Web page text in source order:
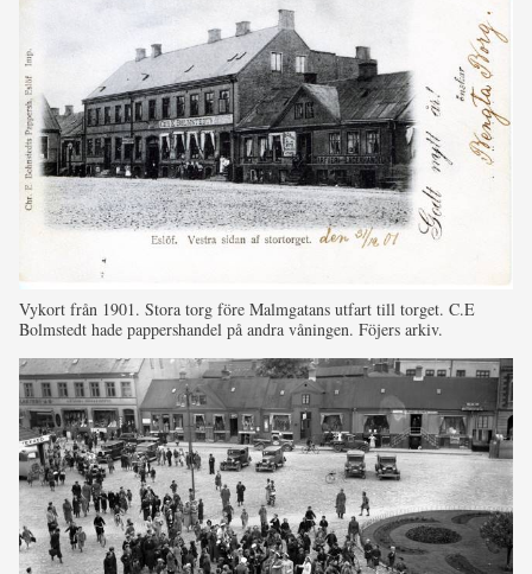
Vykort från 1901. Stora torg före Malmgatans utfart till torget. C.E
Bolmstedt hade pappershandel på andra våningen. Föjers arkiv.